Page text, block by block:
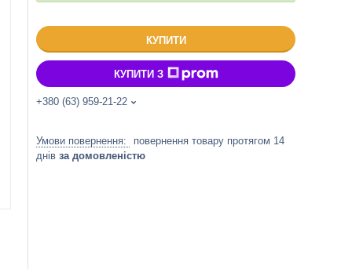
КУПИТИ
КУПИТИ З
+380 (63) 959-21-22
повернення товару протягом 14
днів за домовленістю